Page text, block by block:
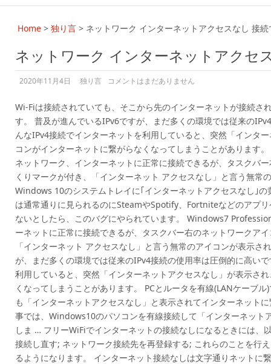
Home > 独り言 > ネットワーク インターネットアクセスなし 接続
ネットワーク インターネットアクセ
2020年11月4日 独り言 コメントはまだありません
Wi-Fiは接続されていても、そこから先のインターネットが接続さ
す。 普及が進んでいるIPv6ですが、まだ多くの環境では従来の
んなIPv4接続でインターネットを利用していると、突然「インタ
コンがインターネットに繋がらなくなってしまうことがありま
ネットワーク、インターネットに正常に接続できるが、タスクバ
くりマークが付き、「インターネット アクセスなし」と言う無常
Windows 10のシステムトレイに｢インターネットアクセスなし｣
は通常通りに見られるのにSteamやSpotify、Fortniteなどのアプ
ないとしたら、このバグにやられています。 Windows7
ーネットに正常に接続できるが、タスクバー右のネットワークア
「インターネット アクセスなし」と言う無常のアイコンが表示さ
が、まだ多くの環境では従来のIPv4接続の使用率は圧倒的に高い
利用していると、突然「インターネットアクセスなし」が表示さ
くなってしまうことがあります。 PCとルータを有線(LANケーブ
も「インターネットアクセスなし」と表示されてインターネット
事では、Windows10のパソコンを有線接続して「インターネット
しま … フリーWiFiでインターネットの接続なしになるときには、
接続し直す; ネットワーク接続先を再登録する; これらのことを行
るようになります。 インターネット接続なしは文字通りネットに